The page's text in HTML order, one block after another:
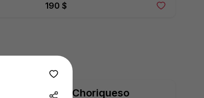
190 $
Papa Choriqueso